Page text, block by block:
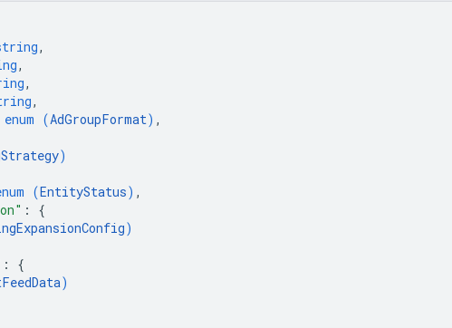
,
,
,
,
enum (AdGroupFormat) ,
)
(EntityStatus) ,
: {
)
: {
)